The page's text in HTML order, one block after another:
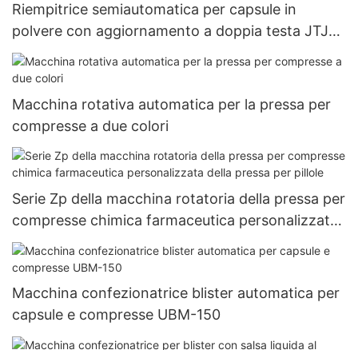
Riempitrice semiautomatica per capsule in
polvere con aggiornamento a doppia testa JTJ-A
PRO
Macchina rotativa automatica per la pressa per
compresse a due colori
Serie Zp della macchina rotatoria della pressa per
compresse chimica farmaceutica personalizzata
della pressa per pillole
Macchina confezionatrice blister automatica per
capsule e compresse UBM-150